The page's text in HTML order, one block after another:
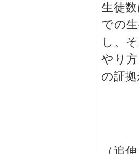
生徒
での
し、
やり
の証
（追